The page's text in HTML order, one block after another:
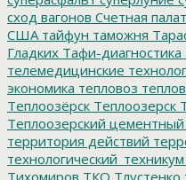
сход вагонов Счетная
США тайфун таможня
Гладких Тафи-диагностика
телемедицинские
экономика тепловоз
Теплоозёрск Теплоозерск
Теплоозерский цементный
территория действий
технологический_техникум
Тихомиров ТКО Тлустенко